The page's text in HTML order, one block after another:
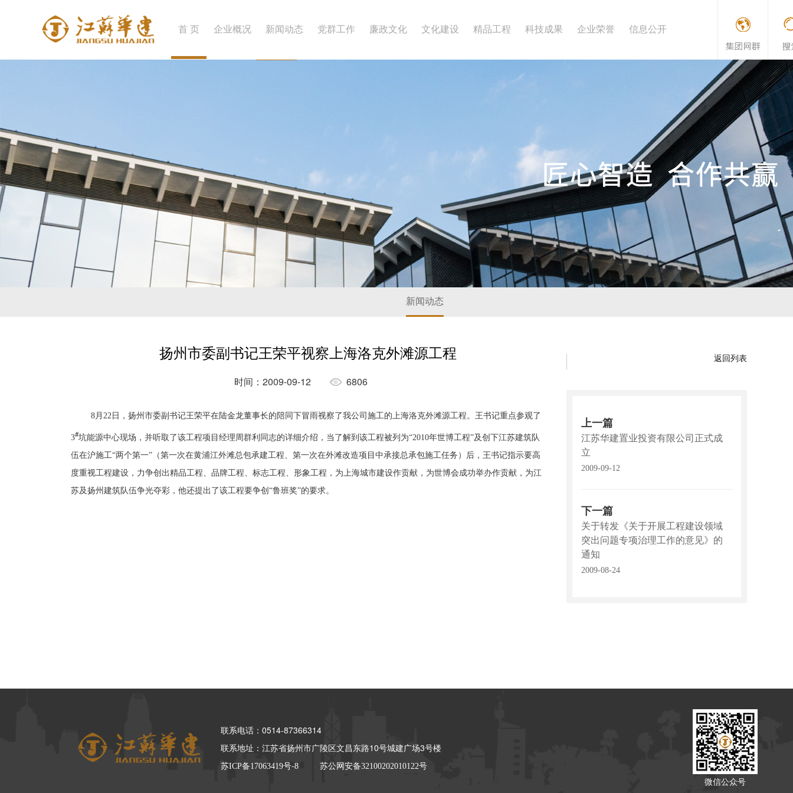
首 页 企业概况 新闻动态 党群工作 廉政文化 文化建设
宣 传 片
精品工程
AAA级安全文明标准化工地
科技成果 企业荣誉 信息公开
企业信息公开指南 法定公开内容
新闻动态
扬州市委副书记王荣平视察上海洛克外滩源工程
时间：2009-09-12 6806
8月 22 日，扬州市委副书记王荣平在陆金龙董事长的陪同下冒雨视察了我公司施工的上海洛克外滩源工程。王书记重点参观了
3#坑能源中心现场，并听取了该工程项目经理周群利同志的详细介绍，当了解到该工程被列为“2010年世博工程”及创下江苏建筑队
伍在沪施工“两个第一”（第一次在黄浦江外滩总包承建工程、第一次在外滩改造项目中承接总承包施工任务）后，王书记指示要高
度重视工程建设，力争创出精品工程、品牌工程、标志工程、形象工程，为上海城市建设作贡献，为世博会成功举办作贡献，为江
苏及扬州建筑队伍争光夺彩，他还提出了该工程要争创“鲁班奖”的要求。
返回列表
上一篇
江苏华建置业投资有限公司正式成
立
2009-09-12
下一篇
关于转发《关于开展工程建设领域
突出问题专项治理工作的意见》的
通知
2009-08-24
联系电话：0514-87366314
联系地址：江苏省扬州市广陵区文昌东路10号城建广场3号楼
苏ICP备17063419号-8 苏公网安备32100202010122号
微信公众号